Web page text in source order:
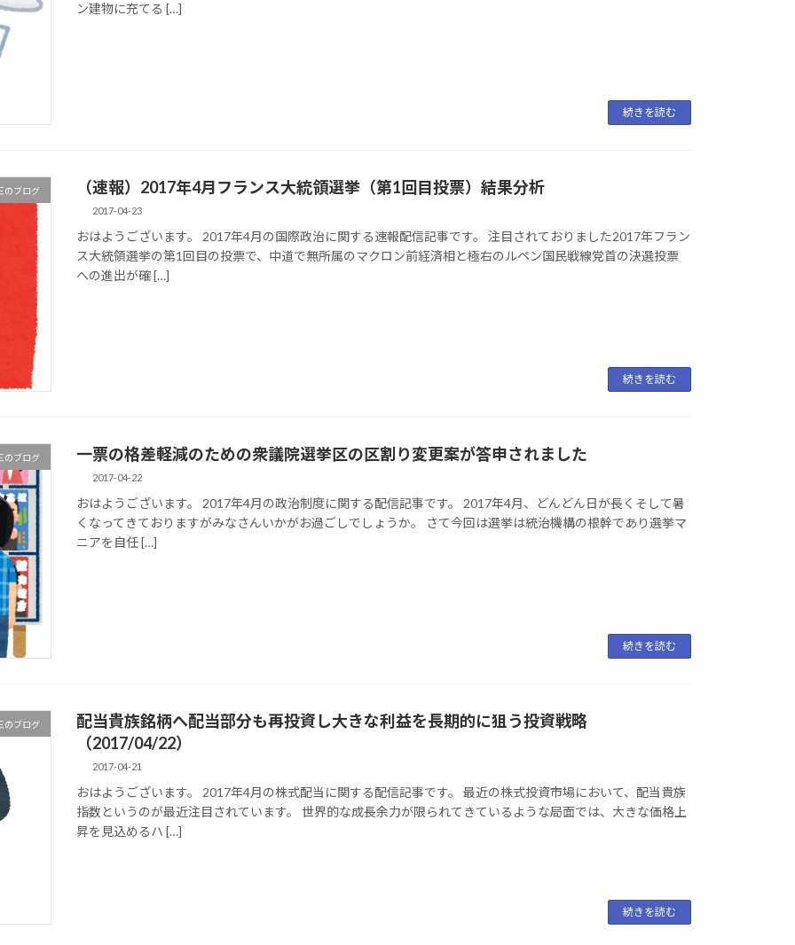
ン建物に充てる […]
続きを読む
のブログ （速報）2017年4月フランス大統領選挙（第1回目投票）結果分析
2017-04-23
おはようございます。 2017年4月の国際政治に関する速報配信記事です。 注目されておりました2017年フラン
ス大統領選挙の第1回目の投票で、中道で無所属のマクロン前経済相と極右のルペン国民戦線党首の決選投票
への進出が確 […]
続きを読む
のブログ 一票の格差軽減のための衆議院選挙区の区割り変更案が答申されました
2017-04-22
おはようございます。 2017年4月の政治制度に関する配信記事です。 2017年4月、どんどん日が長くそして暑
くなってきておりますがみなさんいかがお過ごしでしょうか。 さて今回は選挙は統治機構の根幹であり選挙マ
ニアを自任 […]
続きを読む
のブログ
配当貴族銘柄へ配当部分も再投資し大きな利益を長期的に狙う投資戦略
（2017/04/22）
2017-04-21
おはようございます。 2017年4月の株式配当に関する配信記事です。 最近の株式投資市場において、配当貴族
指数というのが最近注目されています。 世界的な成長余力が限られてきているような局面では、大きな価格上
昇を見込めるハ […]
続きを読む